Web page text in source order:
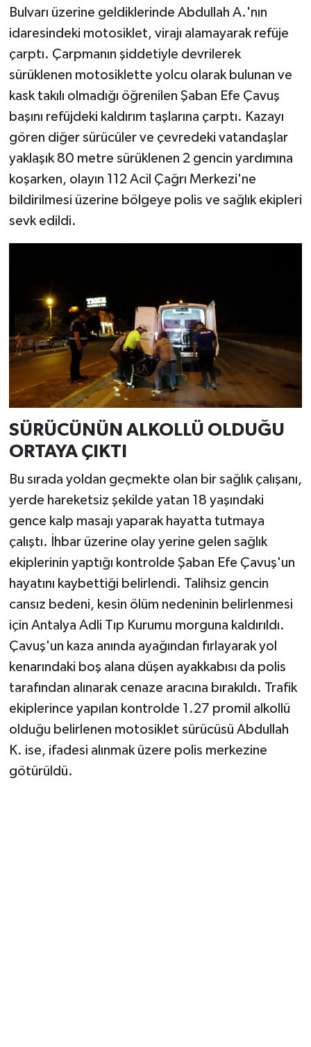
Bulvarı üzerine geldiklerinde Abdullah A.'nın
idaresindeki motosiklet, virajı alamayarak refüje
çarptı. Çarpmanın şiddetiyle devrilerek
sürüklenen motosiklette yolcu olarak bulunan ve
kask takılı olmadığı öğrenilen Şaban Efe Çavuş
başını refüjdeki kaldırım taşlarına çarptı. Kazayı
gören diğer sürücüler ve çevredeki vatandaşlar
yaklaşık 80 metre sürüklenen 2 gencin yardımına
koşarken, olayın 112 Acil Çağrı Merkezi'ne
bildirilmesi üzerine bölgeye polis ve sağlık ekipleri
sevk edildi.
SÜRÜCÜNÜN ALKOLLÜ OLDUĞU
ORTAYA ÇIKTI
Bu sırada yoldan geçmekte olan bir sağlık çalışanı,
yerde hareketsiz şekilde yatan 18 yaşındaki
gence kalp masajı yaparak hayatta tutmaya
çalıştı. İhbar üzerine olay yerine gelen sağlık
ekiplerinin yaptığı kontrolde Şaban Efe Çavuş'un
hayatını kaybettiği belirlendi. Talihsiz gencin
cansız bedeni, kesin ölüm nedeninin belirlenmesi
için Antalya Adli Tıp Kurumu morguna kaldırıldı.
Çavuş'un kaza anında ayağından fırlayarak yol
kenarındaki boş alana düşen ayakkabısı da polis
tarafından alınarak cenaze aracına bırakıldı. Trafik
ekiplerince yapılan kontrolde 1.27 promil alkollü
olduğu belirlenen motosiklet sürücüsü Abdullah
K. ise, ifadesi alınmak üzere polis merkezine
götürüldü.